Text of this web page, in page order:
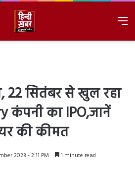
22 सितंबर से खुल रहा
कंपनी का IPO,जानें
की कीमत
2023 - 2:11 PM 1 minute read